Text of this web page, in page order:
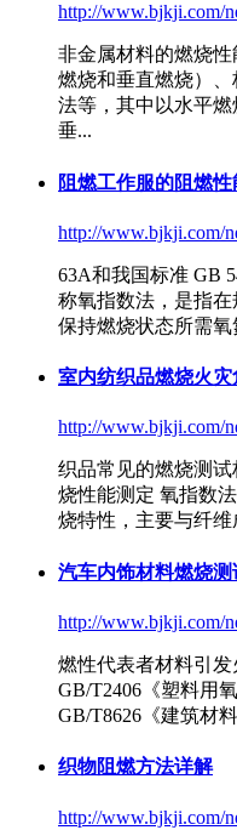
http://www.bjkji.com/
非金属材料的燃烧
燃烧和垂直燃烧）、
法等，其中以水平
垂...
阻燃工作服的阻燃
http://www.bjkji.com/
63A和我国标准 GB
称氧指数法 ，是指
保持燃烧状态所需
室内纺织品燃烧火
http://www.bjkji.com/
织品常见的燃烧测
烧性能测定 氧指数法
烧特性，主要与纤
汽车内饰材料燃烧
http://www.bjkji.com/
燃性代表者材料引发
GB/T2406《塑料用
GB/T8626《建筑材
织物阻燃方法详解
http://www.bjkji.com/